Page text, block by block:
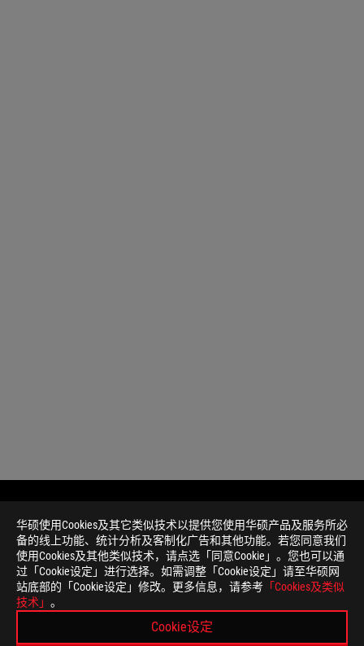
华硕使用Cookies及其它类似技术以提供您使用华硕产品及服务所必
备的线上功能、统计分析及客制化广告和其他功能。若您同意我们
使用Cookies及其他类似技术，请点选「同意Cookie」。您也可以通
过「Cookie设定」进行选择。如需调整「Cookie设定」请至华硕网
站底部的「Cookie设定」修改。更多信息，请参考 「Cookies及类似
技术」 。
Cookie设定
免
责
声
明
本页面数据为理论值，由华硕内部实验室在特定测试环
件版本、使用条件及环境差异略有不同，请以实际情况为
产品规格及功能特性，以及所有图片仅供参考，内容会
所有产品规格可能会依地区而有所变动，我们诚挚的建
本网站所提到的产品规格、功能特性、应用程序、图片
PCB板与附赠软件可能随产品批次而略有不同，如有变动
本网站所提及的品牌与产品名称仅做识别之用，而这些